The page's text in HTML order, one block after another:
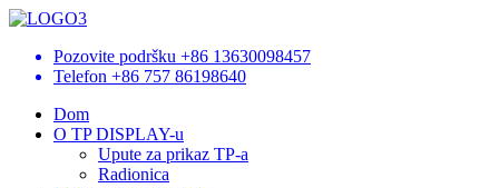
Pozovite podršku +86 13630098457
Telefon +86 757 86198640
Dom
O TP DISPLAY-u
Upute za prikaz TP-a
Radionica